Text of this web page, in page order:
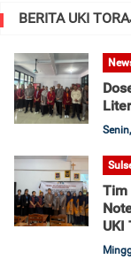
BERITA UKI
Tim
UKI